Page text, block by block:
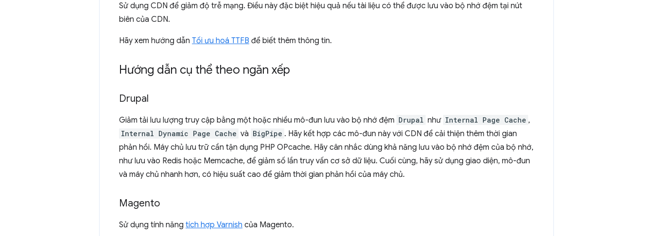
Sử dụng CDN để giảm độ trễ mạng. Điều này đặc biệt hiệu quả nếu tài liệu có thể được lưu vào bộ nhớ đệm tại nút
biên của CDN.
Hãy xem hướng dẫn Tối ưu hoá TTFB để biết thêm thông tin.
Hướng dẫn cụ thể theo ngăn xếp
Drupal
Giảm tải lưu lượng truy cập bằng một hoặc nhiều mô-đun lưu vào bộ nhớ đệm Drupal như Internal Page Cache ,
Internal Dynamic Page Cache và BigPipe . Hãy kết hợp các mô-đun này với CDN để cải thiện thêm thời gian
phản hồi. Máy chủ lưu trữ cần tận dụng PHP OPcache. Hãy cân nhắc dùng khả năng lưu vào bộ nhớ đệm của bộ nhớ,
như lưu vào Redis hoặc Memcache, để giảm số lần truy vấn cơ sở dữ liệu. Cuối cùng, hãy sử dụng giao diện, mô-đun
và máy chủ nhanh hơn, có hiệu suất cao để giảm thời gian phản hồi của máy chủ.
Magento
Sử dụng tính năng tích hợp Varnish của Magento.